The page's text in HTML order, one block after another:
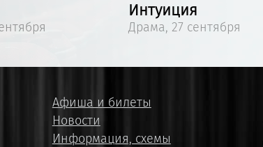
Интуиция
Драма, 27 сентября
Афиша и билеты
Новости
Информация, схемы